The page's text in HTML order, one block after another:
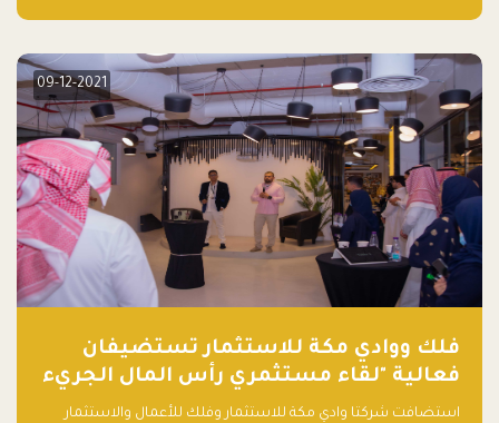
دولار أمريكي)، بقيادة شركتي دعم المنشآت المحدودة وتسارع القابضة
09-12-2021
فلك ووادي مكة للاستثمار تستضيفان
فعالية "لقاء مستثمري رأس المال الجريء
في المنطقة"
استضافت شركتا وادي مكة للاستثمار وفلك للأعمال والاستثمار